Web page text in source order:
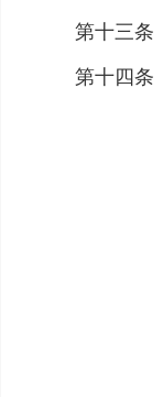
第十三条
第十四条